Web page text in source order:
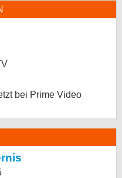
bei Prime Video